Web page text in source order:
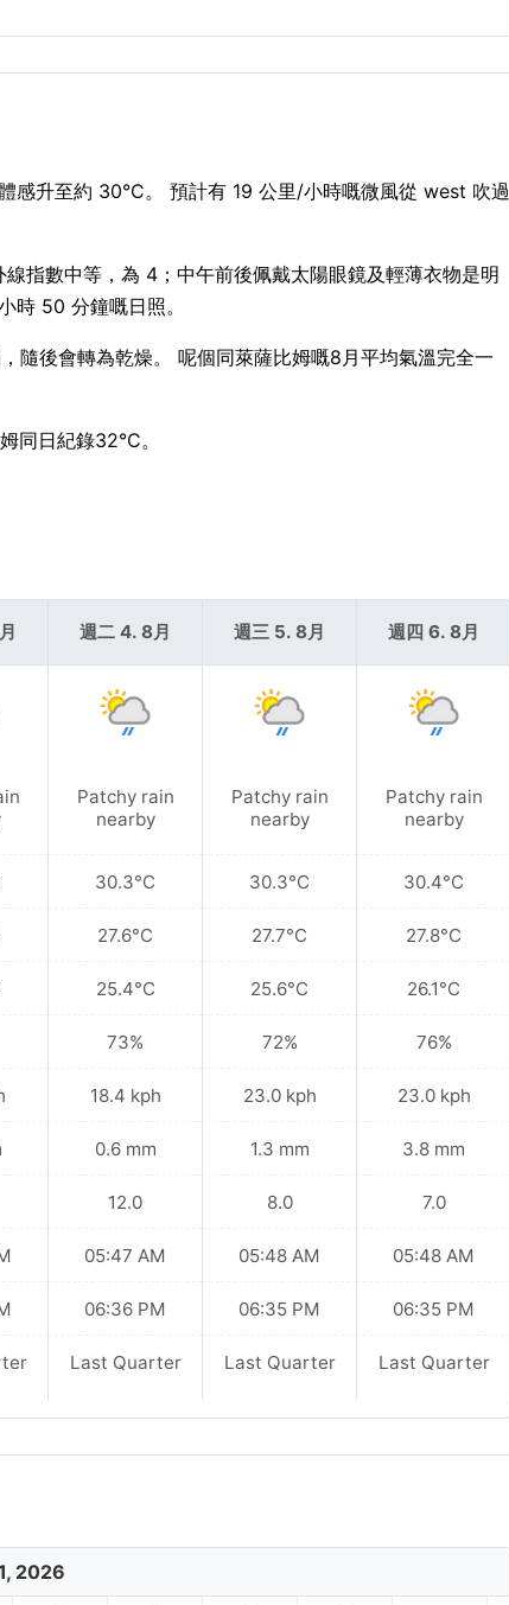
感升至約 30°C。 預計有 19 公里/小時嘅微風從 west 吹過
指數中等，為 4；中午前後佩戴太陽眼鏡及輕薄衣物是明
時 50 分鐘嘅日照。
後會轉為乾燥。 呢個同萊薩比姆嘅8月平均氣溫完全一
同日紀錄32°C。
週二 4. 8月
Patchy rain
nearby
30.3°C
27.6°C
25.4°C
73%
18.4 kph
0.6 mm
12.0
05:47 AM
06:36 PM
Last Quarter
週三 5. 8月
Patchy rain
nearby
30.3°C
27.7°C
25.6°C
72%
23.0 kph
1.3 mm
8.0
05:48 AM
06:35 PM
Last Quarter
週四 6. 8月
Patchy rain
nearby
30.4°C
27.8°C
26.1°C
76%
23.0 kph
3.8 mm
7.0
05:48 AM
06:35 PM
Last Quarter
2026